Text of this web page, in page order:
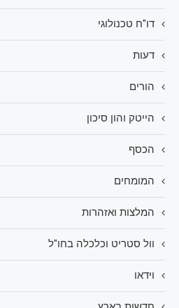
דו"ח טכנולוגי
דעות
הורים
הייטק והון סיכון
הכסף
המומחים
המלצות ואזהרות
וול סטריט וכלכלה בחו"ל
וידאו